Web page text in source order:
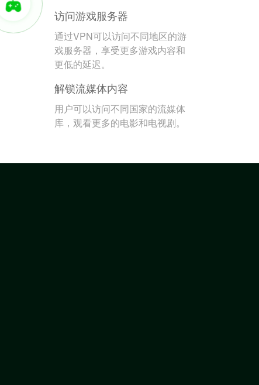
访问游戏服务器
通过VPN可以访问不同地区的游
戏服务器，享受更多游戏内容和
更低的延迟。
解锁流媒体内容
用户可以访问不同国家的流媒体
库，观看更多的电影和电视剧。